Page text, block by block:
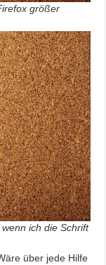
größer
ich die Schrift
über jede Hilfe